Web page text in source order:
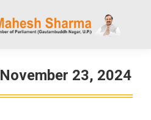
November 23, 2024
You are here: